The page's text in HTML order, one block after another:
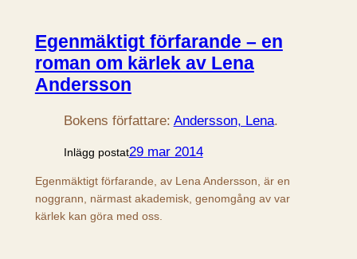
Egenmäktigt förfarande – en
roman om kärlek av Lena
Andersson
Bokens författare: Andersson, Lena.
Inlägg postat29 mar 2014
Egenmäktigt förfarande, av Lena Andersson, är en
noggrann, närmast akademisk, genomgång av var
kärlek kan göra med oss.